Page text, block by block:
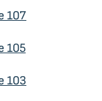
107
105
103